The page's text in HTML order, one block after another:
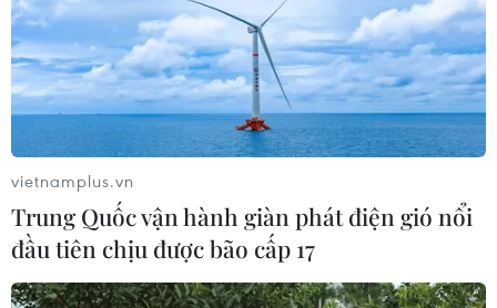
TIN LIÊN QUAN
vietnamplus.vn
Trung Quốc vận hành giàn phát điện gió nổi
đầu tiên chịu được bão cấp 17